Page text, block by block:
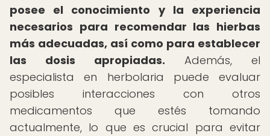
posee el conocimiento y la experiencia
necesarios para recomendar las hierbas
más adecuadas, así como para establecer
las dosis apropiadas. Además, el
especialista en herbolaria puede evaluar
posibles interacciones con otros
medicamentos que estés tomando
actualmente, lo que es crucial para evitar